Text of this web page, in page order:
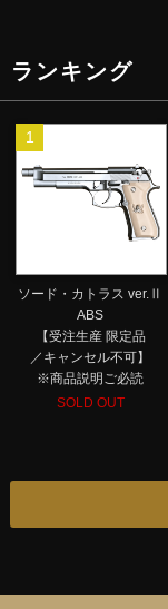
ランキング
1
ソード・カトラス ver.Ⅱ
ABS
【受注生産 限定品
／キャンセル不可】
※商品説明ご必読
SOLD OUT